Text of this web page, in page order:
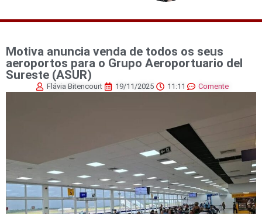
Motiva anuncia venda de todos os seus
aeroportos para o Grupo Aeroportuario del
Sureste (ASUR)
Flávia Bitencourt 19/11/2025 11:11 Comente